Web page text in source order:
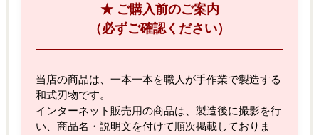
★ ご購入前のご案内
（必ずご確認ください）
当店の商品は、一本一本を職人が手作業で製造する
和式刃物です。
インターネット販売用の商品は、製造後に撮影を行
い、商品名・説明文を付けて順次掲載しておりま